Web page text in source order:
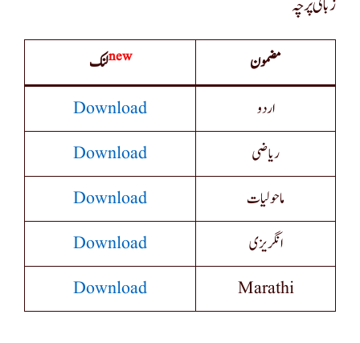
لنکNew
مضمون
Download
اردو
Download
ریاضی
Download
ماحولیات
Download
انگریزی
Download
Marathi